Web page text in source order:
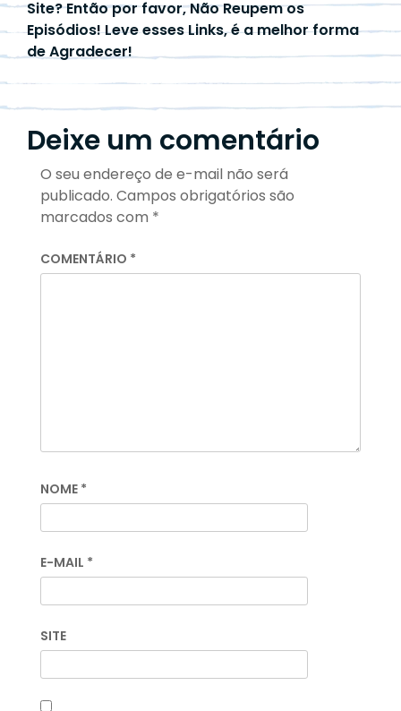
Site? Então por favor, Não Reupem os
Episódios! Leve esses Links, é a melhor forma
de Agradecer!
Deixe um comentário
O seu endereço de e-mail não será
publicado. Campos obrigatórios são
marcados com *
COMENTÁRIO *
NOME *
E-MAIL *
SITE